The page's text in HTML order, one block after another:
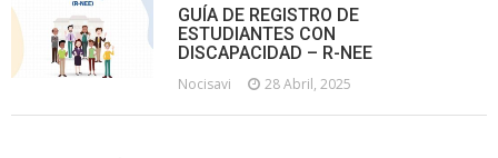
GUÍA DE REGISTRO DE
ESTUDIANTES CON
DISCAPACIDAD – R-NEE
Nocisavi 28 Abril, 2025